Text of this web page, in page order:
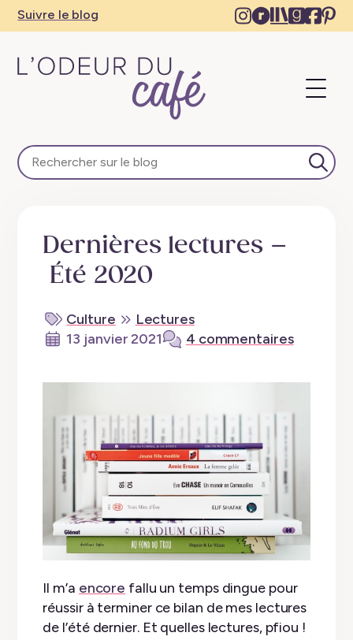
Suivre le blog
Instagram
–
Ravelry
–
The
tab
– – –
Dernières lectures –
Été 2020
Culture
Lectures
13 janvier 2021
4 commentaires
Il m’a encore fallu un temps dingue pour
réussir à terminer ce bilan de mes lectures
de l’été dernier. Et quelles lectures, pfiou !